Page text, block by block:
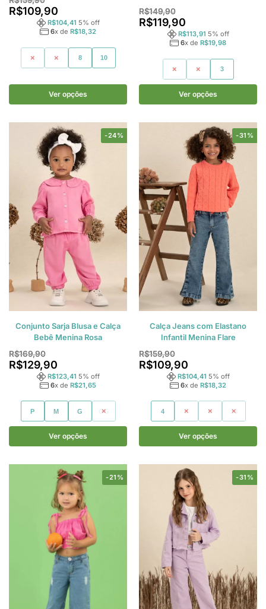
R$109,90
R$104,41 5% off
6x de R$18,32
4 6 8 10
Ver opções
R$149,90
R$119,90
R$113,91 5% off
6x de R$19,98
1 2 3
Ver opções
-24%
Conjunto Sarja Blusa e Calça
Bebê Menina Rosa
R$169,90
R$129,90
R$123,41 5% off
6x de R$21,65
P M G GG
Ver opções
-31%
Calça Jeans com Elastano
Infantil Menina Flare
R$159,90
R$109,90
R$104,41 5% off
6x de R$18,32
4 6 8 10
Ver opções
-21% -31%